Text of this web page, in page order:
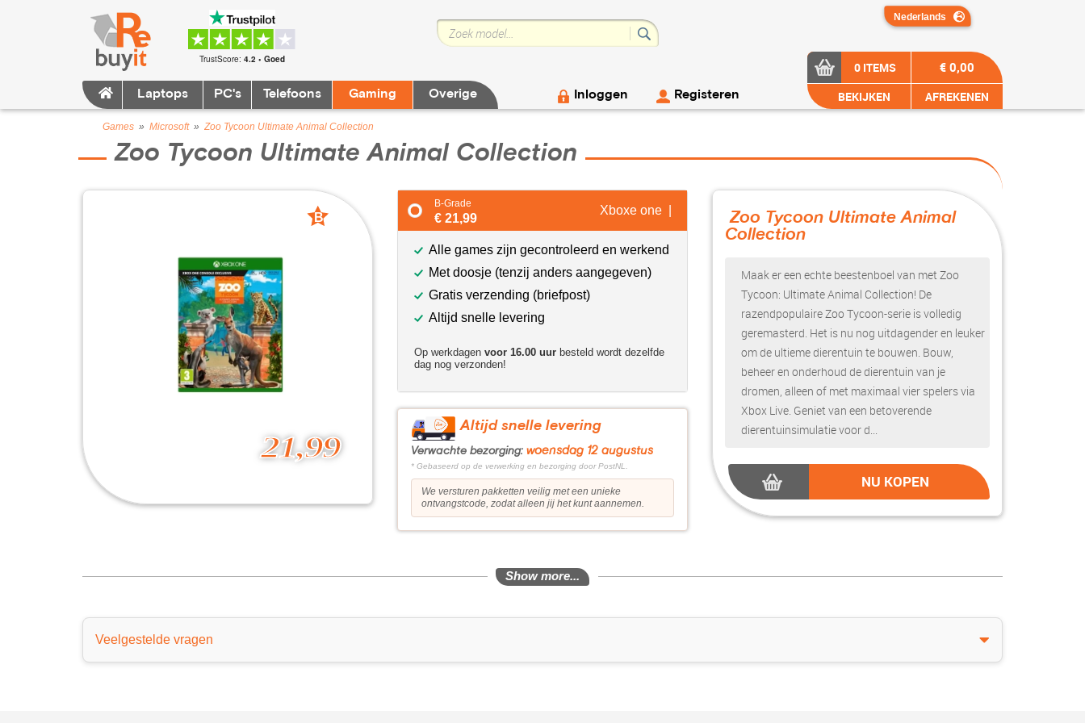
TrustScore: 4.2 • Goed
Laptops PC's Telefoons Gaming Overige Inloggen Registeren
0 ITEMS
BEKIJKEN
€ 0,00
AFREKENEN
Games » Microsoft» Zoo Tycoon Ultimate Animal Collection
Zoo Tycoon Ultimate Animal Collection
21,99
B
B-Grade
€ 21,99
Xboxe one |
Alle games zijn gecontroleerd en werkend
Met doosje (tenzij anders aangegeven)
Gratis verzending (briefpost)
Altijd snelle levering
Op werkdagen voor 16.00 uur besteld wordt dezelfde
dag nog verzonden!
Altijd snelle levering
Verwachte bezorging: woensdag 12 augustus
* Gebaseerd op de verwerking en bezorging door PostNL.
We versturen pakketten veilig met een unieke
ontvangstcode, zodat alleen jij het kunt aannemen.
Zoo Tycoon Ultimate Animal
Collection
Maak er een echte beestenboel van met Zoo
Tycoon: Ultimate Animal Collection! De
razendpopulaire Zoo Tycoon-serie is volledig
geremasterd. Het is nu nog uitdagender en leuker
om de ultieme dierentuin te bouwen. Bouw,
beheer en onderhoud de dierentuin van je
dromen, alleen of met maximaal vier spelers via
Xbox Live. Geniet van een betoverende
dierentuinsimulatie voor d...
NU KOPEN
Show more...
Veelgestelde vragen